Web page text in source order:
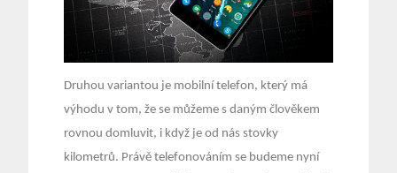
Druhou variantou je mobilní telefon, který má
výhodu v tom, že se můžeme s daným člověkem
rovnou domluvit, i když je od nás stovky
kilometrů. Právě telefonováním se budeme nyní